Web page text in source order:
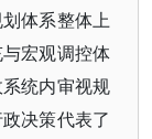
体系整体上
宏观调控体
统内审视规
决策代表了